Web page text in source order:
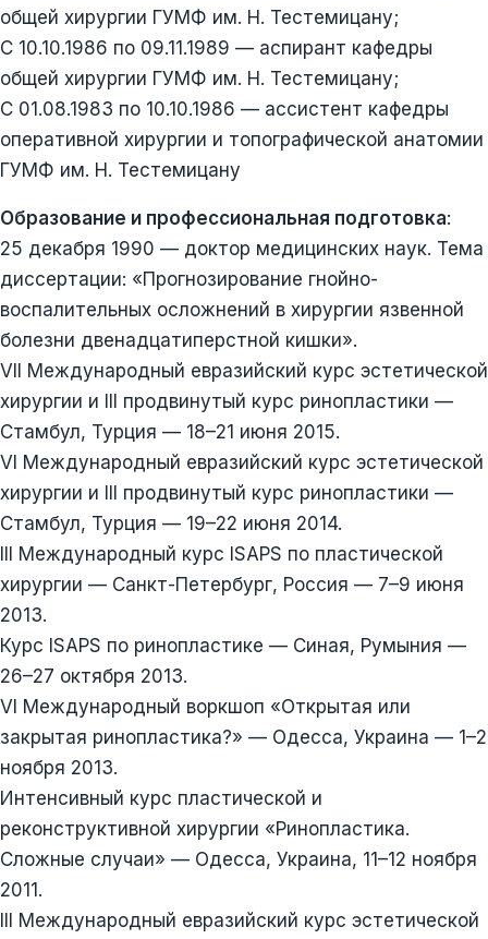
общей хирургии ГУМФ им. Н. Тестемицану;
С 10.10.1986 по 09.11.1989 — аспирант кафедры
общей хирургии ГУМФ им. Н. Тестемицану;
С 01.08.1983 по 10.10.1986 — ассистент кафедры
оперативной хирургии и топографической анатомии
ГУМФ им. Н. Тестемицану
Образование и профессиональная подготовка:
25 декабря 1990 — доктор медицинских наук. Тема
диссертации: «Прогнозирование гнойно-
воспалительных осложнений в хирургии язвенной
болезни двенадцатиперстной кишки».
VII Международный евразийский курс эстетической
хирургии и III продвинутый курс ринопластики —
Стамбул, Турция — 18–21 июня 2015.
VI Международный евразийский курс эстетической
хирургии и III продвинутый курс ринопластики —
Стамбул, Турция — 19–22 июня 2014.
III Международный курс ISAPS по пластической
хирургии — Санкт-Петербург, Россия — 7–9 июня
2013.
Курс ISAPS по ринопластике — Синая, Румыния —
26–27 октября 2013.
VI Международный воркшоп «Открытая или
закрытая ринопластика?» — Одесса, Украина — 1–2
ноября 2013.
Интенсивный курс пластической и
реконструктивной хирургии «Ринопластика.
Сложные случаи» — Одесса, Украина, 11–12 ноября
2011.
III Международный евразийский курс эстетической